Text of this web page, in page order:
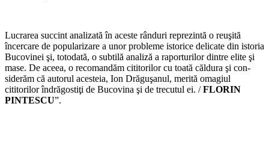
Lucrarea succint analizată în aceste rânduri reprezintă o re­uşită
încercare de popularizare a unor probleme istorice deli­cate din istoria
Bucovinei şi, totodată, o subtilă analiză a raporturilor dintre elite şi
mase. De aceea, o recomandăm ci­titorilor cu toată căldura şi con­
siderăm că autorul acesteia, Ion Drăguşanul, merită omagiul
cititorilor îndrăgostiţi de Buco­vina şi de trecutul ei. /FLORIN
PINTESCU”.